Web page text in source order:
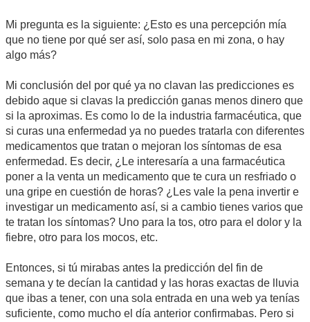
Mi pregunta es la siguiente: ¿Esto es una percepción mía
que no tiene por qué ser así, solo pasa en mi zona, o hay
algo más?
Mi conclusión del por qué ya no clavan las predicciones es
debido aque si clavas la predicción ganas menos dinero que
si la aproximas. Es como lo de la industria farmacéutica, que
si curas una enfermedad ya no puedes tratarla con diferentes
medicamentos que tratan o mejoran los síntomas de esa
enfermedad. Es decir, ¿Le interesaría a una farmacéutica
poner a la venta un medicamento que te cura un resfriado o
una gripe en cuestión de horas? ¿Les vale la pena invertir e
investigar un medicamento así, si a cambio tienes varios que
te tratan los síntomas? Uno para la tos, otro para el dolor y la
fiebre, otro para los mocos, etc.
Entonces, si tú mirabas antes la predicción del fin de
semana y te decían la cantidad y las horas exactas de lluvia
que ibas a tener, con una sola entrada en una web ya tenías
suficiente, como mucho el día anterior confirmabas. Pero si